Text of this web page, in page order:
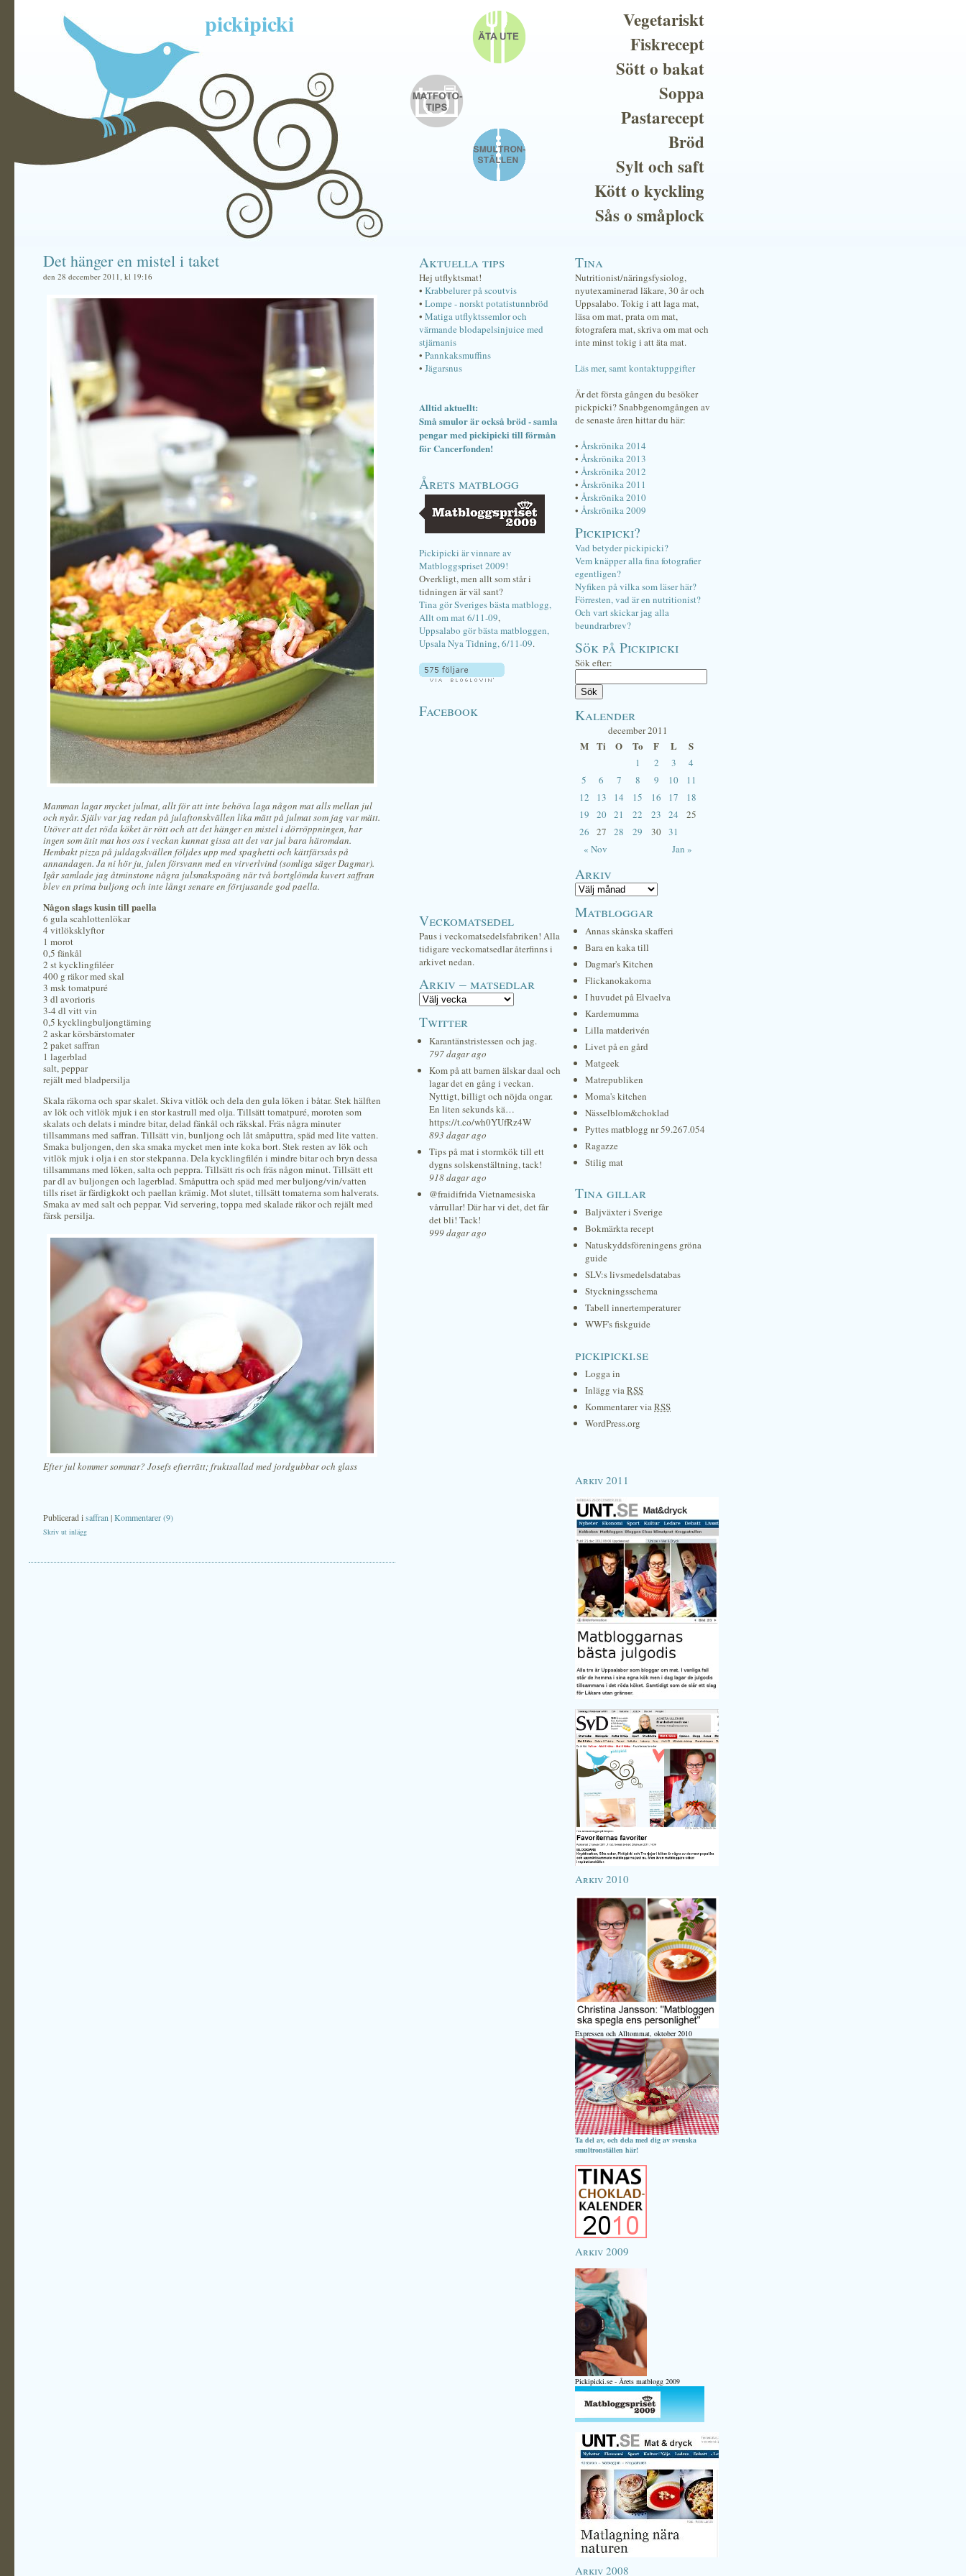
pickipicki
Vegetariskt
Fiskrecept
Sött o bakat
Soppa
Pastarecept
Bröd
Sylt och saft
Kött o kyckling
Sås o småplock
Det hänger en mistel i taket
den 28 december 2011, kl 19:16
Mamman lagar mycket julmat, allt för att inte behöva laga någon mat alls mellan jul
och nyår. Själv var jag redan på julaftonskvällen lika mätt på julmat som jag var mätt.
Utöver att det röda köket är rött och att det hänger en mistel i dörröppningen, har
ingen som ätit mat hos oss i veckan kunnat gissa att det var jul bara häromdan.
Hembakt pizza på juldagskvällen följdes upp med spaghetti och kättfärssås på
annandagen. Ja ni hör ju, julen försvann med en virverlvind (somliga säger Dagmar).
Igår samlade jag åtminstone några julsmakspoäng när två bortglömda kuvert saffran
blev en prima buljong och inte långt senare en förtjusande god paella.
Någon slags kusin till paella
6 gula scahlottenlökar
4 vitlöksklyftor
1 morot
0,5 fänkål
2 st kycklingfiléer
400 g räkor med skal
3 msk tomatpuré
3 dl avorioris
3-4 dl vitt vin
0,5 kycklingbuljongtärning
2 askar körsbärstomater
2 paket saffran
1 lagerblad
salt, peppar
rejält med bladpersilja
Skala räkorna och spar skalet. Skiva vitlök och dela den gula löken i båtar. Stek hälften
av lök och vitlök mjuk i en stor kastrull med olja. Tillsätt tomatpuré, moroten som
skalats och delats i mindre bitar, delad fänkål och räkskal. Fräs några minuter
tillsammans med saffran. Tillsätt vin, bunljong och låt småputtra, späd med lite vatten.
Smaka buljongen, den ska smaka mycket men inte koka bort. Stek resten av lök och
vitlök mjuk i olja i en stor stekpanna. Dela kycklingfilén i mindre bitar och bryn dessa
tillsammans med löken, salta och peppra. Tillsätt ris och fräs någon minut. Tillsätt ett
par dl av buljongen och lagerblad. Småputtra och späd med mer buljong/vin/vatten
tills riset är färdigkokt och paellan krämig. Mot slutet, tillsätt tomaterna som halverats.
Smaka av med salt och peppar. Vid servering, toppa med skalade räkor och rejält med
färsk persilja.
Efter jul kommer sommar? Josefs efterrätt; fruktsallad med jordgubbar och glass
Publicerad isaffran |Kommentarer (9)
Skriv ut inlägg
Aktuella tips
Hej utflyktsmat!
• Krabbelurer på scoutvis
• Lompe - norskt potatistunnbröd
• Matiga utflyktssemlor och
värmande blodapelsinjuice med
stjärnanis
• Pannkaksmuffins
• Jägarsnus
Alltid aktuellt:
Små smulor är också bröd - samla
pengar med pickipicki till förmån
för Cancerfonden!
Årets matblogg
Pickipicki är vinnare av
Matbloggspriset 2009!
Overkligt, men allt som står i
tidningen är väl sant?
Tina gör Sveriges bästa matblogg,
Allt om mat 6/11-09,
Uppsalabo gör bästa matbloggen,
Upsala Nya Tidning, 6/11-09.
Facebook
Veckomatsedel
Paus i veckomatsedelsfabriken! Alla
tidigare veckomatsedlar återfinns i
arkivet nedan.
Arkiv – matsedlar
Twitter
Karantänstristessen och jag.
797 dagar ago
Kom på att barnen älskar daal och
lagar det en gång i veckan.
Nyttigt, billigt och nöjda ongar.
En liten sekunds kä…
https://t.co/wh0YUfRz4W
893 dagar ago
Tips på mat i stormkök till ett
dygns solskenstältning, tack!
918 dagar ago
@fraidifrida Vietnamesiska
vårrullar! Där har vi det, det får
det bli! Tack!
999 dagar ago
Tina
Nutritionist/näringsfysiolog,
nyutexaminerad läkare, 30 år och
Uppsalabo. Tokig i att laga mat,
läsa om mat, prata om mat,
fotografera mat, skriva om mat och
inte minst tokig i att äta mat.
Läs mer, samt kontaktuppgifter
Är det första gången du besöker
pickpicki? Snabbgenomgången av
de senaste åren hittar du här:
• Årskrönika 2014
• Årskrönika 2013
• Årskrönika 2012
• Årskrönika 2011
• Årskrönika 2010
• Årskrönika 2009
Pickipicki?
Vad betyder pickipicki?
Vem knäpper alla fina fotografier
egentligen?
Nyfiken på vilka som läser här?
Förresten, vad är en nutritionist?
Och vart skickar jag alla
beundrarbrev?
Sök på Pickipicki
Sök efter:
Kalender
december 2011
M Ti O To F L S
« Nov Jan »
1 2 3
4
5
6 7 8 9 10
11
12
13 14 15 16 17
18
19
20 21 22 23 24
25
26
27 28 29 30 31
Arkiv
Matbloggar
Annas skånska skafferi
Bara en kaka till
Dagmar's Kitchen
Flickanokakorna
I huvudet på Elvaelva
Kardemumma
Lilla matderivén
Livet på en gård
Matgeek
Matrepubliken
Moma's kitchen
Nässelblom&choklad
Pyttes matblogg nr 59.267.054
Ragazze
Stilig mat
Tina gillar
Baljväxter i Sverige
Bokmärkta recept
Natuskyddsföreningens gröna
guide
SLV:s livsmedelsdatabas
Styckningsschema
Tabell innertemperaturer
WWF's fiskguide
pickipicki.se
Logga in
Inlägg viaRSS
Kommentarer viaRSS
WordPress.org
Arkiv 2011
Arkiv 2010
Expressen och Alltommat, oktober 2010
Ta del av, och dela med dig av svenska
smultronställen här!
Arkiv 2009
Pickipicki.se - Årets matblogg 2009
Arkiv 2008